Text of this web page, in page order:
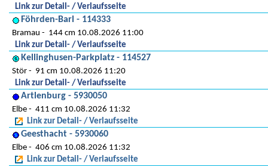
Link zur Detail- / Verlaufsseite
Föhrden-Barl - 114333
Bramau
144 cm 10.08.2026 11:00
Link zur Detail- / Verlaufsseite
Kellinghusen-Parkplatz - 114527
Stör
91 cm 10.08.2026 11:20
Link zur Detail- / Verlaufsseite
Artlenburg - 5930050
Elbe
411 cm 10.08.2026 11:32
Link zur Detail- / Verlaufsseite
Geesthacht - 5930060
Elbe
406 cm 10.08.2026 11:32
Link zur Detail- / Verlaufsseite